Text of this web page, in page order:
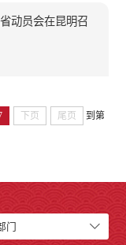
动员会在昆明召
下页 尾页
到第
门